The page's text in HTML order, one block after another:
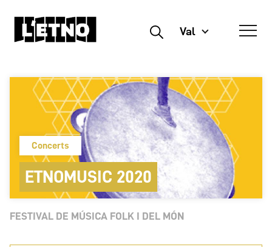
Buscar Val
Concerts
ETNOMUSIC 2020
FESTIVAL DE MÚSICA FOLK I DEL MÓN